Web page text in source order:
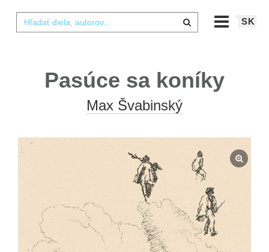
SK
Pasúce sa koníky
Max Švabinský